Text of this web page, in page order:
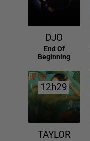
DJO
End Of
Beginning
12h29
12h29
TAYLOR